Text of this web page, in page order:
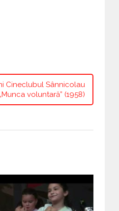
Cineclubul Sânnicolau
voluntară” (1958)